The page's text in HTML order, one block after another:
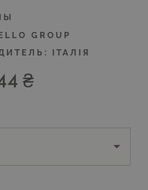
GROUP
ІТАЛІЯ
₴